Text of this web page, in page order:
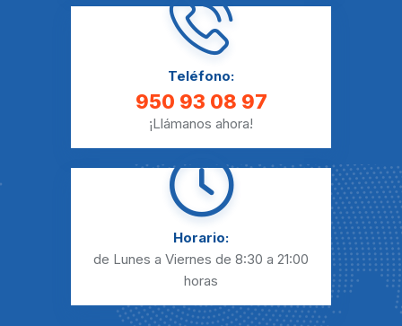
Teléfono:
950 93 08 97
¡Llámanos ahora!
Horario:
de Lunes a Viernes de 8:30 a 21:00
horas